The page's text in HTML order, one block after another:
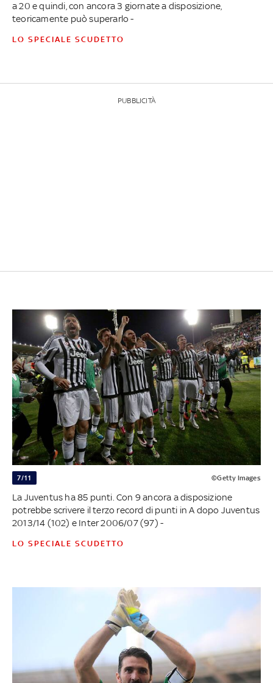
a 20 e quindi, con ancora 3 giornate a disposizione,
teoricamente può superarlo -
LO SPECIALE SCUDETTO
PUBBLICITÀ
7/11 ©Getty Images
La Juventus ha 85 punti. Con 9 ancora a disposizione
potrebbe scrivere il terzo record di punti in A dopo Juventus
2013/14 (102) e Inter 2006/07 (97) -
LO SPECIALE SCUDETTO